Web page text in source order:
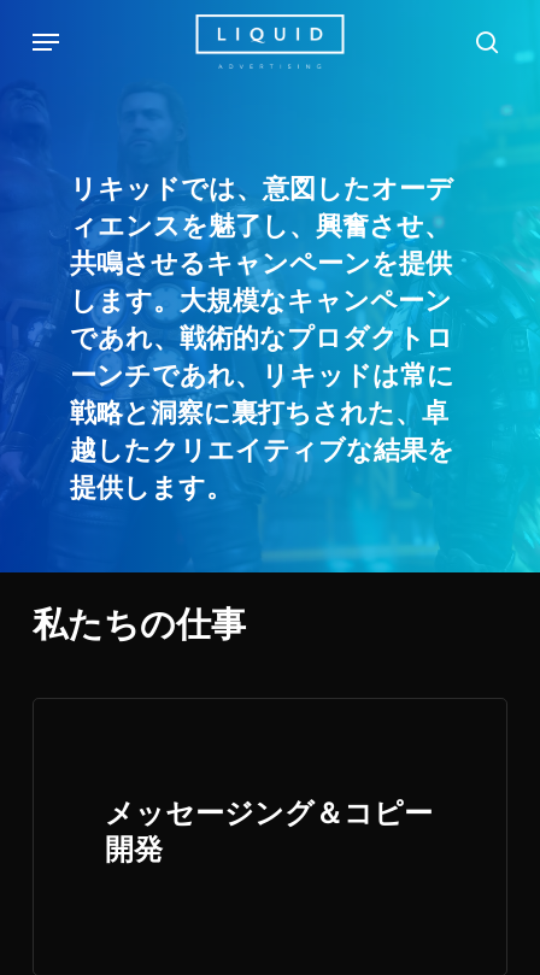
Menu
リキッドでは、意図したオーデ
ィエンスを魅了し、興奮させ、
共鳴させるキャンペーンを提供
します。大規模なキャンペーン
であれ、戦術的なプロダクトロ
ーンチであれ、リキッドは常に
戦略と洞察に裏打ちされた、卓
越したクリエイティブな結果を
提供します。
私たちの仕事
メッセージング＆コピー
開発